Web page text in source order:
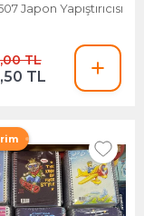
Japon Yapıştırıcısı
TL
TL